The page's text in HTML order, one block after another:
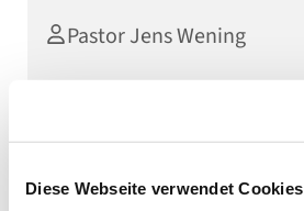
Diese Webseite verwendet Cookies
Pastor Jens Wening